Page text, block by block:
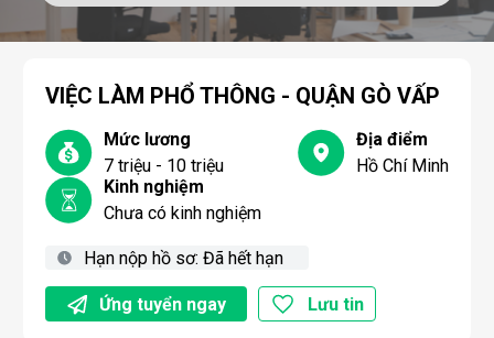
VIỆC LÀM PHỔ THÔNG - QUẬN GÒ VẤP
Mức lương
7 triệu - 10 triệu
Địa điểm
Hồ Chí Minh
Kinh nghiệm
Chưa có kinh nghiệm
Hạn nộp hồ sơ:Đã hết hạn
Ứng tuyển ngay Lưu tin